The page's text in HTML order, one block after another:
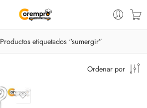
Productos etiquetados “sumergir”
Ordenar por